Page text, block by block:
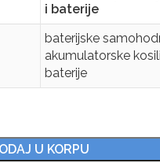
i baterije
baterijske
akumulatorske
baterije
U KORPU